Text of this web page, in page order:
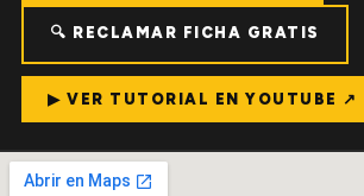
🔍 RECLAMAR FICHA GRATIS
▶ VER TUTORIAL EN YOUTUBE ↗